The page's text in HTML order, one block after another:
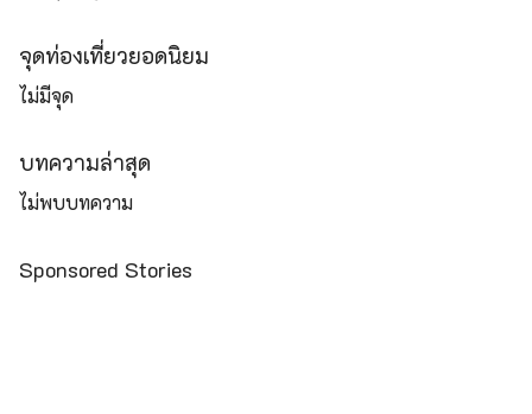
จุดท่องเที่ยวยอดนิยม
ไม่มีจุด
บทความล่าสุด
ไม่พบบทความ
Sponsored Stories